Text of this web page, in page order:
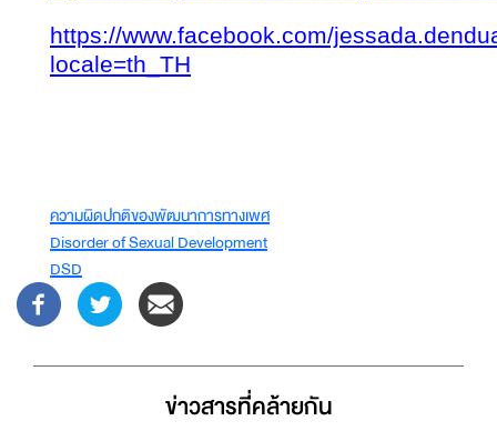
https://www.facebook.com/
locale=th_TH
ความผิดปกติของพัฒนาการทางเพศ
Disorder of Sexual Development
DSD
ข่าวสารที่่คล้ายกัน